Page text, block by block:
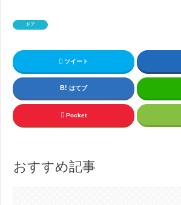
ギア
ツイート
はてブ
Pocket
おすすめ記事